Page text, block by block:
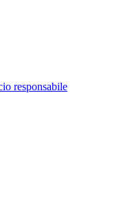
responsabile